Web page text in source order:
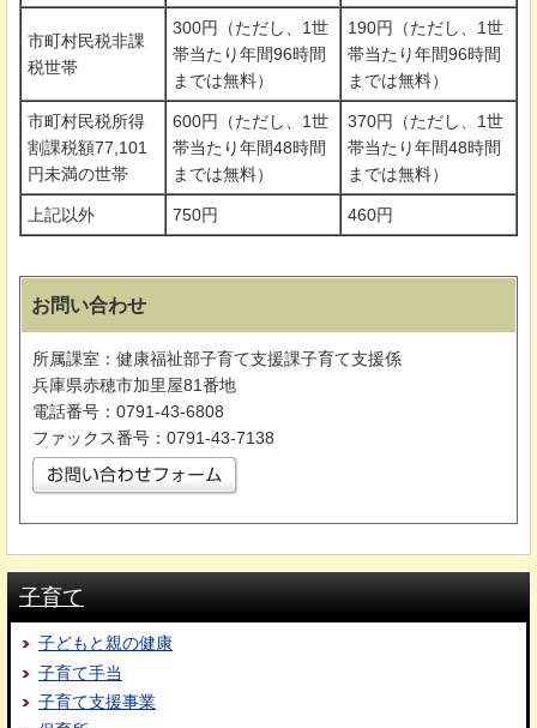
市町村民税非課
税世帯
300円（ただし、1世
帯当たり年間96時間
までは無料）
190円（ただし、1世
帯当たり年間96時間
までは無料）
市町村民税所得
割課税額77,101
円未満の世帯
600円（ただし、1世
帯当たり年間48時間
までは無料）
370円（ただし、1世
帯当たり年間48時間
までは無料）
上記以外 750円 460円
お問い合わせ
所属課室：健康福祉部子育て支援課子育て支援係
兵庫県赤穂市加里屋81番地
電話番号：0791-43-6808
ファックス番号：0791-43-7138
子育て
子どもと親の健康
子育て手当
子育て支援事業